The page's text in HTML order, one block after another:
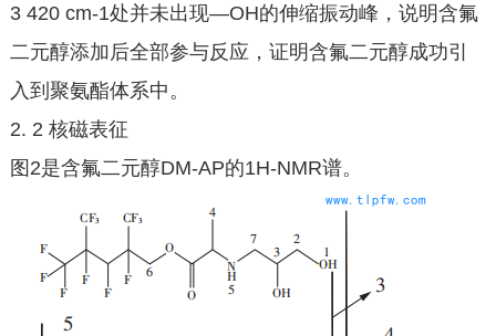
3 420 cm-1处并未出现—OH的伸缩振动峰，说明含氟
二元醇添加后全部参与反应，证明含氟二元醇成功引
入到聚氨酯体系中。
2. 2 核磁表征
图2是含氟二元醇DM-AP的1H-NMR谱。